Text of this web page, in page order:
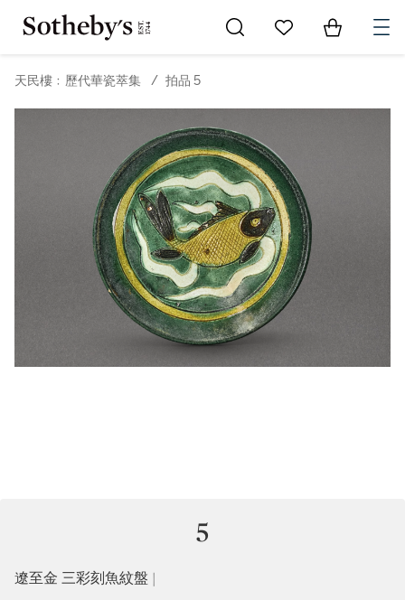
Go to My Favorites
Items in
天民樓﹕歷代華瓷萃集 / 拍品 5
5
遼至金 三彩刻魚紋盤 |